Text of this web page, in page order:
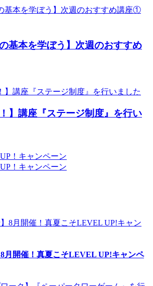
基本を学ぼう】次週のおすすめ
】講座『ステージ制度』を行い
8月開催！真夏こそLEVEL UP!キャンペ